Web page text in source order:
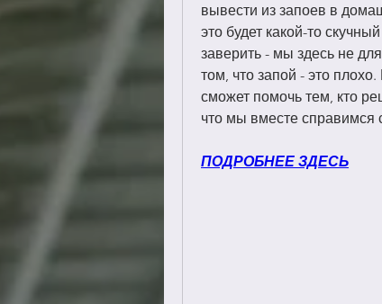
вывести из запоев в
это будет какой-то
заверить - мы здесь не
том, что запой - это
сможет помочь тем, кто
что мы вместе справимся
ПОДРОБНЕЕ ЗДЕСЬ